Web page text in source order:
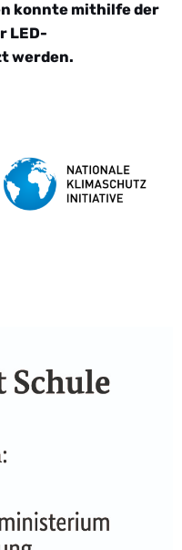
konnte mithilfe der
LED-
werden.